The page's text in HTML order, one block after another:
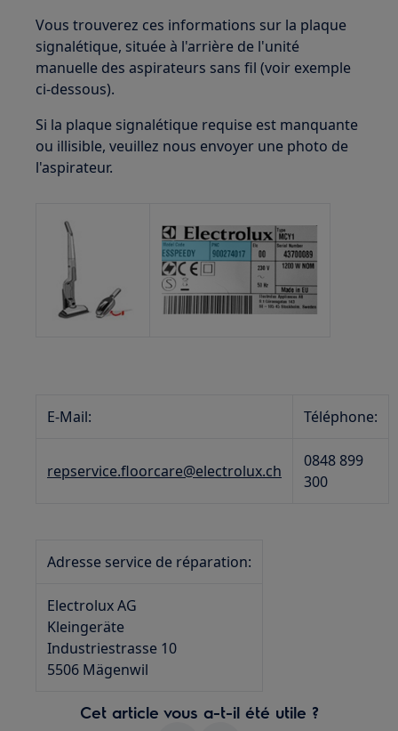
Vous trouverez ces informations sur la plaque
signalétique, située à l'arrière de l'unité
manuelle des aspirateurs sans fil (voir exemple
ci-dessous).
Si la plaque signalétique requise est manquante
ou illisible, veuillez nous envoyer une photo de
l'aspirateur.
E-Mail: Téléphone:
repservice.floorcare@electrolux.ch
0848 899
300
Adresse service de réparation:
Electrolux AG
Kleingeräte
Industriestrasse 10
5506 Mägenwil
Cet article vous a-t-il été utile ?